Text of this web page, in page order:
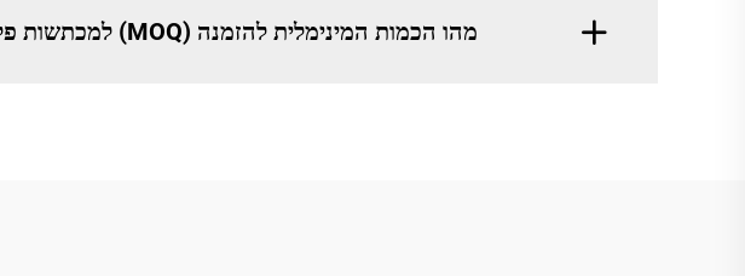
מהו הכמות המינימלית להזמנה (MOQ) למכתשות פלפל עץ של GREATSUN?